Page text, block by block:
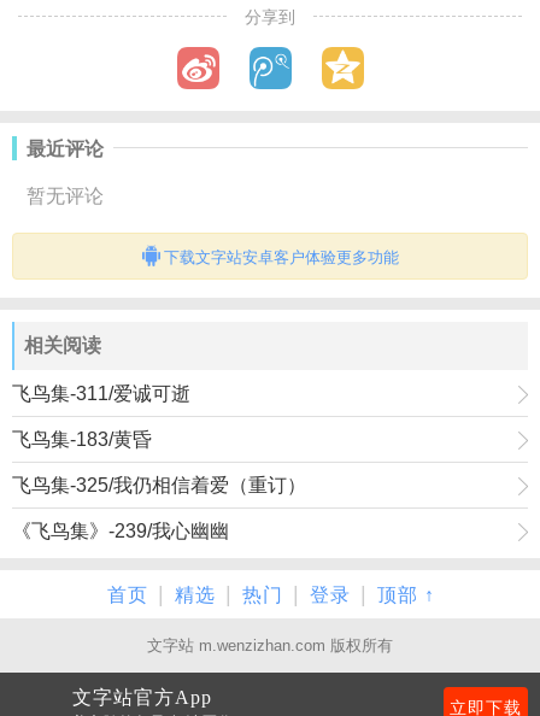
分享到
最近评论
暂无评论
下载文字站安卓客户体验更多功能
相关阅读
飞鸟集-311/爱诚可逝
飞鸟集-183/黄昏
飞鸟集-325/我仍相信着爱（重订）
《飞鸟集》-239/我心幽幽
首页 精选 热门 登录 顶部 ↑
文字站 m.wenzizhan.com 版权所有
文字站官方App
立即下载